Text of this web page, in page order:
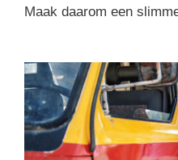
Maak daarom een